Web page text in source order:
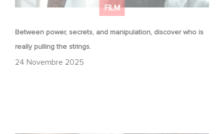
FILM
Between power, secrets, and manipulation, discover who is
really pulling the strings.
24 Novembre 2025